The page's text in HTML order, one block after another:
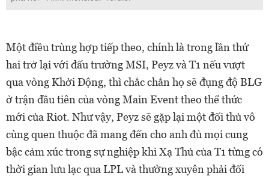
Một điều trùng hợp tiếp theo, chính là trong lần thứ
hai trở lại với đấu trường MSI, Peyz và T1 nếu vượt
qua vòng Khởi Động, thì chắc chắn họ sẽ đụng độ BLG
ở trận đầu tiên của vòng Main Event theo thể thức
mới của Riot. Như vậy, Peyz sẽ gặp lại một đối thủ vô
cùng quen thuộc đã mang đến cho anh đủ mọi cung
bậc cảm xúc trong sự nghiệp khi Xạ Thủ của T1 từng có
thời gian lưu lạc qua LPL và thường xuyên phải đối